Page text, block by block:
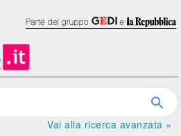
Vai alla ricerca avanzata »